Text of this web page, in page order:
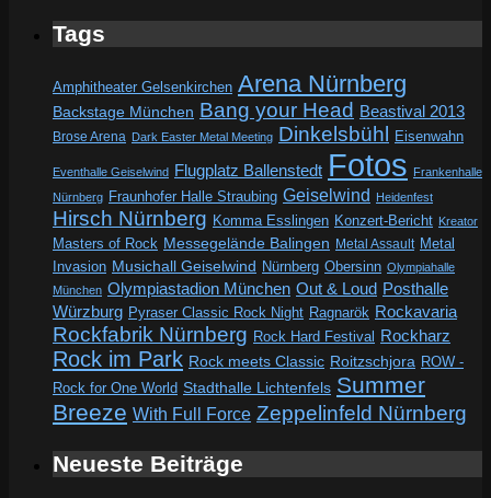
Tags
Amphitheater Gelsenkirchen Arena Nürnberg
Backstage München Bang your Head Beastival 2013
Brose Arena Dark Easter Metal Meeting Dinkelsbühl Eisenwahn
Eventhalle Geiselwind Flugplatz Ballenstedt Fotos
Frankenhalle
Nürnberg Fraunhofer Halle Straubing Geiselwind Heidenfest
Hirsch Nürnberg Komma Esslingen Konzert-Bericht Kreator
Masters of Rock Messegelände Balingen Metal Assault Metal
Invasion Musichall Geiselwind Nürnberg Obersinn Olympiahalle
München Olympiastadion München Out & Loud Posthalle
Würzburg Pyraser Classic Rock Night Ragnarök Rockavaria
Rockfabrik Nürnberg Rock Hard Festival Rockharz
Rock im Park Rock meets Classic Roitzschjora ROW -
Rock for One World Stadthalle Lichtenfels Summer
Breeze With Full Force Zeppelinfeld Nürnberg
Neueste Beiträge